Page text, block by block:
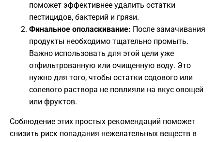
поможет эффективнее удалить остатки
пестицидов, бактерий и грязи.
Финальное ополаскивание: После замачивания
продукты необходимо тщательно промыть.
Важно использовать для этой цели уже
отфильтрованную или очищенную воду. Это
нужно для того, чтобы остатки содового или
солевого раствора не повлияли на вкус овощей
или фруктов.
​Соблюдение этих простых рекомендаций поможет
снизить риск попадания нежелательных веществ в